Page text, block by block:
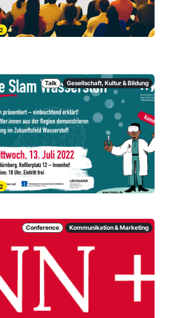
Talk Gesellschaft, Kultur & Bildung
Conference Kommunikation & Marketing